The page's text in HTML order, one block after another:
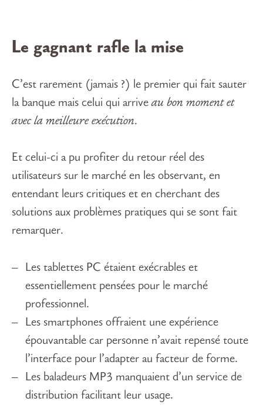
Le gagnant rafle la mise
C’est rarement (jamais ?) le premier qui fait sauter
la banque mais celui qui arriveau bon moment et
avec la meilleure exécution.
Et celui-ci a pu profiter du retour réel des
utilisateurs sur le marché en les observant, en
entendant leurs critiques et en cherchant des
solutions aux problèmes pratiques qui se sont fait
remarquer.
Les tablettes PC étaient exécrables et
essentiellement pensées pour le marché
professionnel.
Les smartphones offraient une expérience
épouvantable car personne n’avait repensé toute
l’interface pour l’adapter au facteur de forme.
Les baladeurs MP3 manquaient d’un service de
distribution facilitant leur usage.